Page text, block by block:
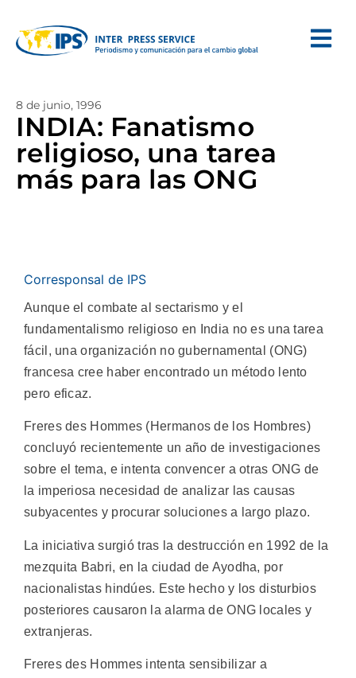
8 de junio, 1996
INDIA: Fanatismo
religioso, una tarea
más para las ONG
Corresponsal de IPS
Aunque el combate al sectarismo y el
fundamentalismo religioso en India no es una tarea
fácil, una organización no gubernamental (ONG)
francesa cree haber encontrado un método lento
pero eficaz.
Freres des Hommes (Hermanos de los Hombres)
concluyó recientemente un año de investigaciones
sobre el tema, e intenta convencer a otras ONG de
la imperiosa necesidad de analizar las causas
subyacentes y procurar soluciones a largo plazo.
La iniciativa surgió tras la destrucción en 1992 de la
mezquita Babri, en la ciudad de Ayodha, por
nacionalistas hindúes. Este hecho y los disturbios
posteriores causaron la alarma de ONG locales y
extranjeras.
Freres des Hommes intenta sensibilizar a